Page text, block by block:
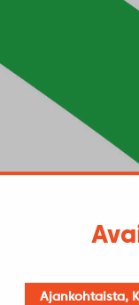
Ajankohtaista,